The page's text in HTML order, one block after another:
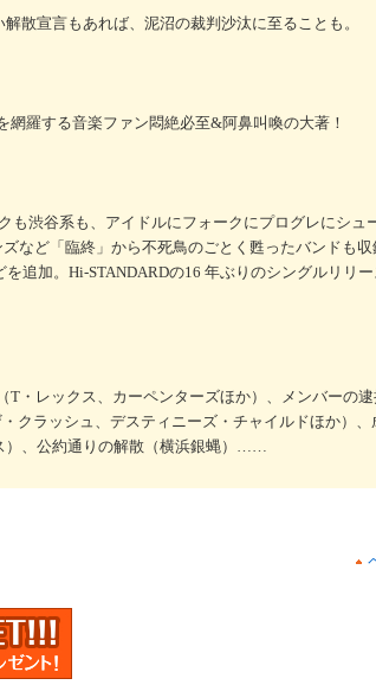
散宣言もあれば、泥沼の裁判沙汰に至ることも。
羅する音楽ファン悶絶必至&阿鼻叫喚の大著！
も渋谷系も、アイドルにフォークにプログレにシュ
など「臨終」から不死鳥のごとく甦ったバンドも収
追加。Hi-STANDARDの16 年ぶりのシングルリリ
・レックス、カーペンターズほか）、メンバーの
クラッシュ、デスティニーズ・チャイルドほか）、
）、公約通りの解散（横浜銀蝿）……